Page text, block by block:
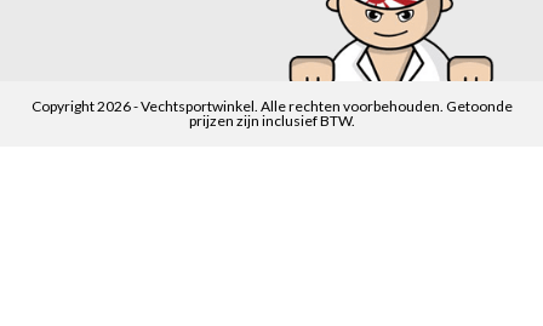
Copyright 2026 - Vechtsportwinkel. Alle rechten voorbehouden. Getoonde
prijzen zijn inclusief BTW.